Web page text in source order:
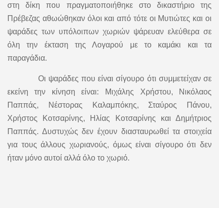
στη δίκη που πραγματοποιήθηκε στο δικαστήριο της
Πρέβεζας αθωώθηκαν όλοι και από τότε οι Μυτιώτες και οι
ψαράδες των υπόλοιπων χωριών ψάρευαν ελεύθερα σε
όλη την έκταση της Λογαρού με το καμάκι και τα
παραγάδια.
Οι ψαράδες που είναι σίγουρο ότι συμμετείχαν σε
εκείνη την κίνηση είναι: Μιχάλης Χρήστου, Νικόλαος
Παππάς, Νέστορας Καλαμπόκης, Σταύρος Πάνου,
Χρήστος Κοτσαρίνης, Ηλίας Κοτσαρίνης και Δημήτριος
Παππάς. Δυστυχώς δεν έχουν διασταυρωθεί τα στοιχεία
για τους άλλους χωριανούς, όμως είναι σίγουρο ότι δεν
ήταν μόνο αυτοί αλλά όλο το χωριό.